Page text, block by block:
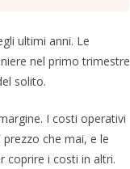
ultimi anni. Le
nel primo trimestre
solito.
I costi operativi
che mai, e le
coprire i costi in altri.